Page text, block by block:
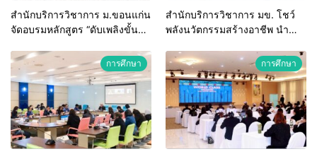
สำนักบริการวิชาการ ม.ขอนแก่น
จัดอบรมหลักสูตร “ดับเพลิงขั้น
ท้องถิ่นรับมืออัคคีภัยตาม
มาตรฐานสากล
สำนักบริการวิชาการ มข. โชว์
พลังนวัตกรรมสร้างอาชีพ นำ
ชาติ NCPD 2026 เปลี่ยน “ผ้า
เหลือ” สู่รายได้ที่ยั่งยืน
การศึกษา การศึกษา